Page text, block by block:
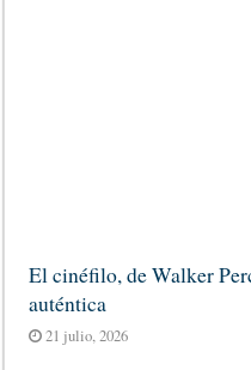
El cinéfilo, de Walker
auténtica
21 julio, 2026